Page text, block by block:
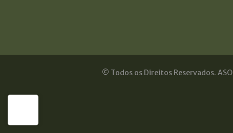
© Todos os Direitos Reservados.